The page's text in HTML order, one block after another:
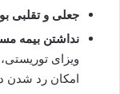
جعلی و تقلبی
نداشتن بیمه
ویزای
امکان رد شدن